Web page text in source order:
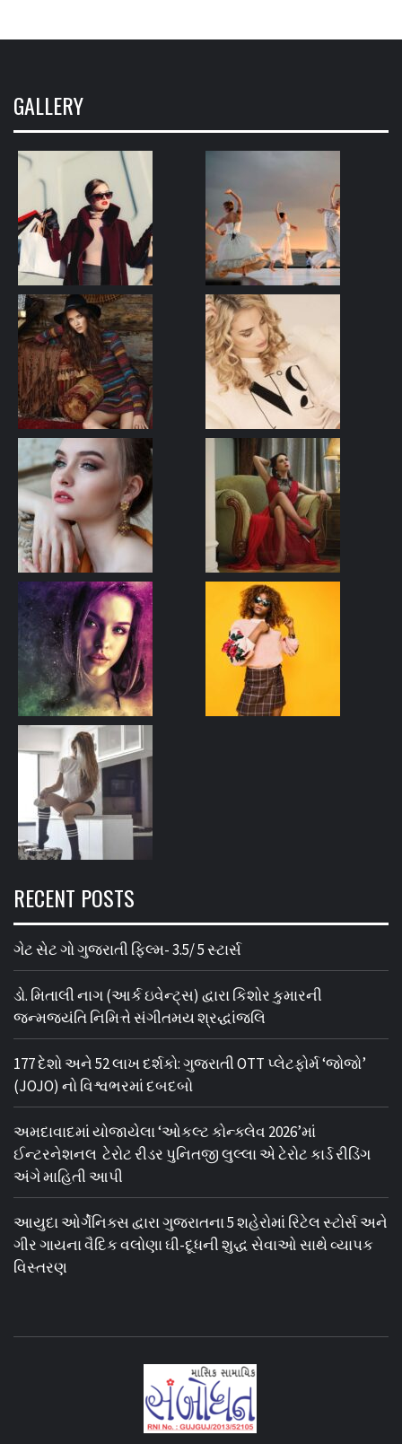
GALLERY
RECENT POSTS
ગેટ સેટ ગો ગુજરાતી ફિલ્મ- 3.5/ 5 સ્ટાર્સ
ડો. મિતાલી નાગ (આર્ક ઇવેન્ટ્સ) દ્વારા કિશોર કુમારની
જન્મજયંતિ નિમિત્તે સંગીતમય શ્રદ્ધાંજલિ
177 દેશો અને 52 લાખ દર્શકો: ગુજરાતી OTT પ્લેટફોર્મ ‘જોજો’
(JOJO) નો વિશ્વભરમાં દબદબો
અમદાવાદમાં યોજાયેલા ‘ઓકલ્ટ કોન્ક્લેવ 2026’માં
ઈન્ટરનેશનલ ટેરોટ રીડર પુનિતજી લુલ્લા એ ટેરોટ કાર્ડ રીડિંગ
અંગે માહિતી આપી
આયુદા ઓર્ગેનિક્સ દ્વારા ગુજરાતના 5 શહેરોમાં રિટેલ સ્ટોર્સ અને
ગીર ગાયના વૈદિક વલોણા ઘી-દૂધની શુદ્ધ સેવાઓ સાથે વ્યાપક
વિસ્તરણ